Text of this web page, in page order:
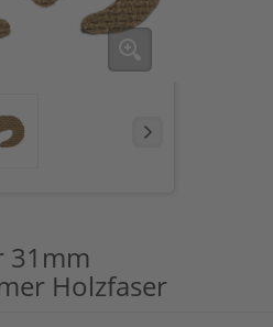
31mm
Holzfaser